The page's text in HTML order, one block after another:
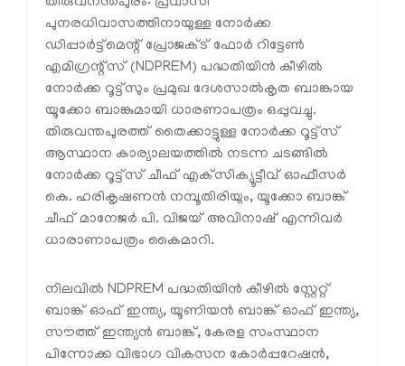
പുനരധിവാസത്തിനായുള്ള നോര്‍ക്ക
ഡിപ്പാര്‍ട്ട്‌മെന്റ് പ്രോജക്ട് ഫോര്‍ റിട്ടേണ്‍
എമിഗ്രന്റ്‌സ് (NDPREM) പദ്ധതിയിന്‍ കീഴില്‍
നോര്‍ക്ക റൂട്ട്‌സും പ്രമുഖ ദേശസാല്‍കൃത ബാങ്കായ
യൂക്കോ ബാങ്കുമായി ധാരണാപത്രം ഒപ്പുവച്ചു.
തിരുവന്തപുരത്ത് തൈക്കാട്ടുള്ള നോര്‍ക്ക റൂട്ട്‌സ്
ആസ്ഥാന കാര്യാലയത്തില്‍ നടന്ന ചടങ്ങില്‍
നോര്‍ക്ക റൂട്ട്‌സ് ചീഫ് എക്‌സിക്യൂട്ടീവ് ഓഫീസര്‍
കെ. ഹരികൃഷണന്‍ നമ്പൂതിരിയും, യൂക്കോ ബാങ്ക്
ചീഫ് മാനേജര്‍ പി. വിജയ് അവിനാഷ് എന്നിവര്‍
ധാരാണാപത്രം കൈമാറി.
നിലവില്‍ NDPREM പദ്ധതിയിന്‍ കീഴില്‍ സ്റ്റേറ്റ്
ബാങ്ക് ഓഫ് ഇന്ത്യ, യൂണിയന്‍ ബാങ്ക് ഓഫ് ഇന്ത്യ,
സൗത്ത് ഇന്ത്യന്‍ ബാങ്ക്, കേരള സംസ്ഥാന
പിന്നോക്ക വിഭാഗ വികസന കോര്‍പ്പറേഷന്‍,